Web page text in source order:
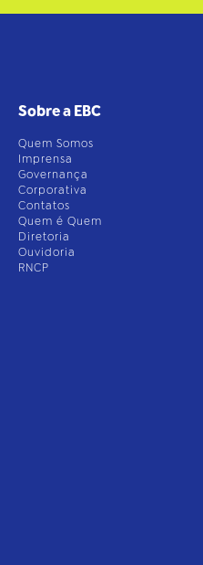
Sobre a EBC
Quem Somos
Imprensa
Governança
Corporativa
Contatos
Quem é Quem
Diretoria
Ouvidoria
RNCP